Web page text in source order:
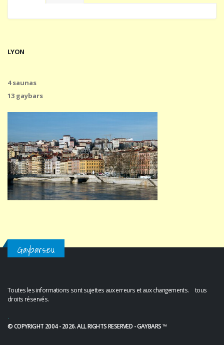
LYON
4 saunas
13 gaybars
Gaybars.eu
Toutes les informations sont sujettes aux erreurs et aux changements. tous
droits réservés.
.
© COPYRIGHT 2004 - 2026. ALL RIGHTS RESERVED - GAYBARS ™